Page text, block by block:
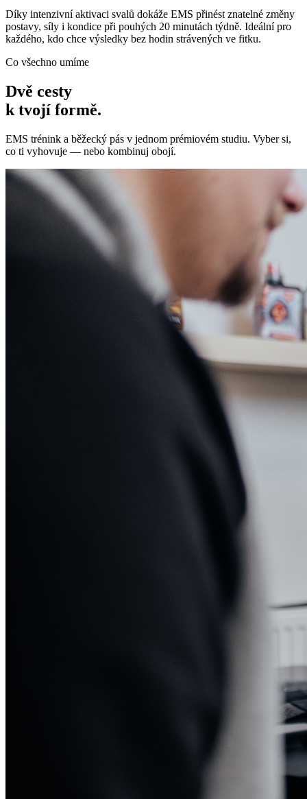
Díky intenzivní aktivaci svalů dokáže EMS přinést znatelné změny
postavy, síly i kondice při pouhých 20 minutách týdně. Ideální pro
každého, kdo chce výsledky bez hodin strávených ve fitku.
Co všechno umíme
Dvě cesty
k tvojí formě.
EMS trénink a běžecký pás v jednom prémiovém studiu. Vyber si,
co ti vyhovuje — nebo kombinuj obojí.